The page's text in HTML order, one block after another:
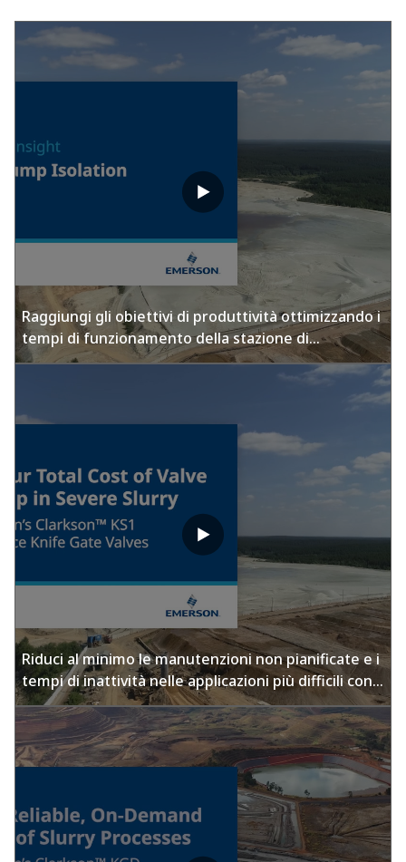
Raggiungi gli obiettivi di produttività ottimizzando i
tempi di funzionamento della stazione di
pompaggio per le scorie.
Riduci al minimo le manutenzioni non pianificate e i
tempi di inattività nelle applicazioni più difficili con
la valvola a saracinesca a bisturi certificata ASME
Classe 150 e all'avanguardia Clarkson™ KS1 di
Emerson